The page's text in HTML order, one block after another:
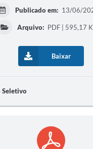
Publicado em: 13/06/
Arquivo: PDF | 595,17
Baixar
Seletivo